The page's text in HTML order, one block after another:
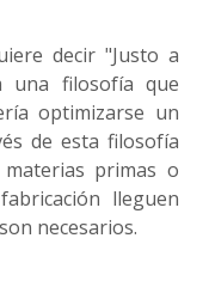
decir "Justo a
una filosofía que
optimizarse un
de esta filosofía
primas o
lleguen
necesarios.